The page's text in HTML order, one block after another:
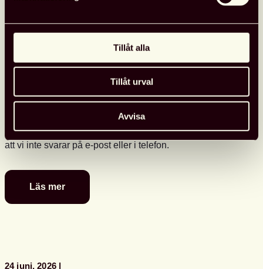
Tillåt alla
Tillåt urval
Avvisa
Glad sommar önskar kansliet
Kansliet har sommarstängt 29 juni–10 augusti, vilket innebär
att vi inte svarar på e-post eller i telefon.
Läs mer
Glad
sommar
24 juni, 2026